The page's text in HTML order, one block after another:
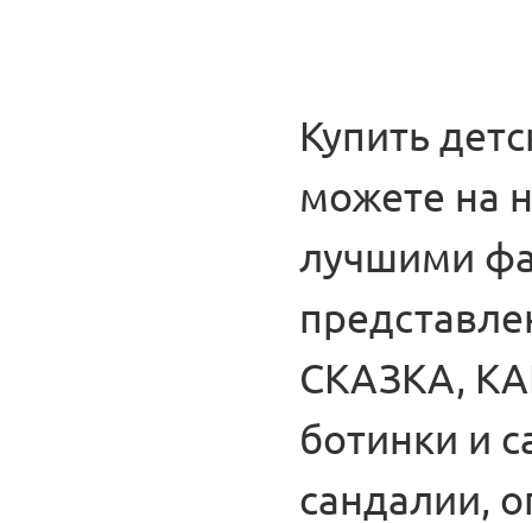
Купить
можете на
лучшими
СКАЗКА,
ботинки и
сандалии,